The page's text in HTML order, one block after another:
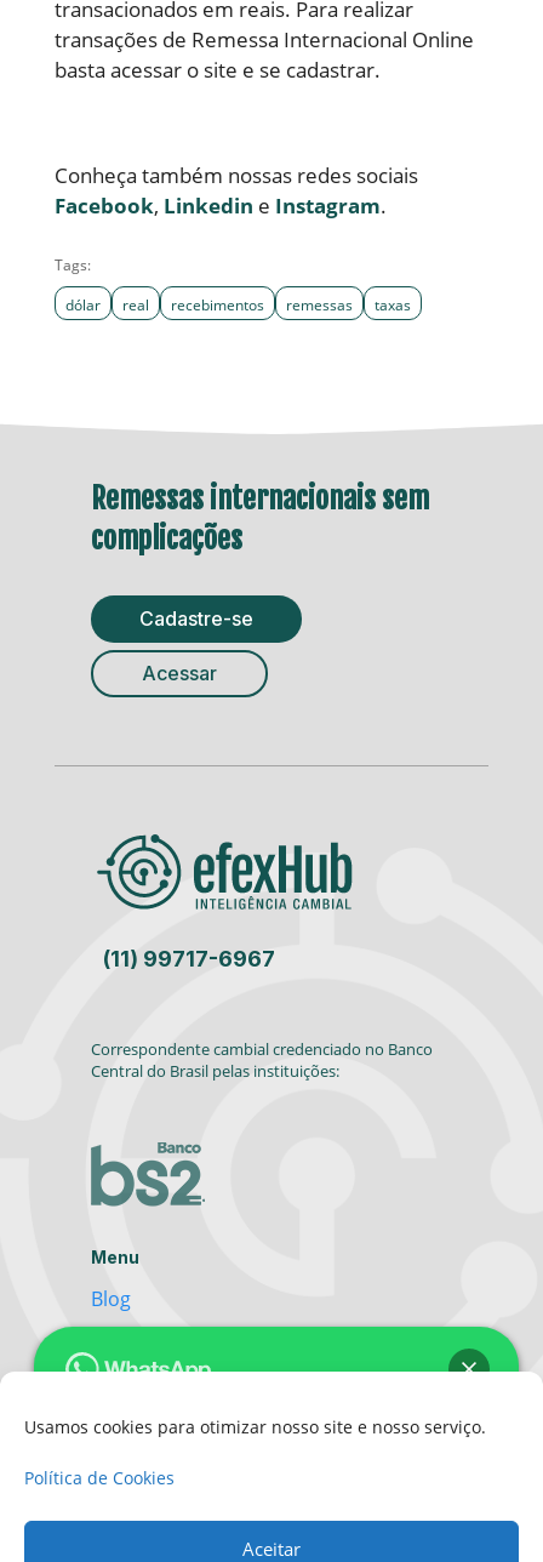
Usamos cookies para otimizar nosso site e nosso serviço.
Política de Cookies
Aceitar
transacionados em reais. Para realizar
transações de Remessa Internacional Online
basta acessar o site e se cadastrar.
Conheça também nossas redes sociais
Facebook, Linkedin e Instagram.
Tags:
dólar
real recebimentos remessas taxas
Remessas internacionais sem
complicações
Cadastre-se
Acessar
(11) 99717-6967
Correspondente cambial credenciado no Banco
Central do Brasil pelas instituições:
Menu
Blog
Siga-nos
Olá 👋 Posso ajudar? Se quiser saber